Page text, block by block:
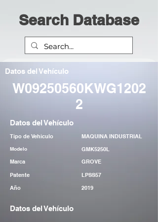
Search Database
Datos del Vehículo
W09250560KWG1202
2
Datos del Vehículo
Tipo de Vehiculo MAQUINA INDUSTRIAL
Modelo
GMK5250L
Marca
GROVE
Patente
LPSS57
Año
2019
Datos del Vehículo